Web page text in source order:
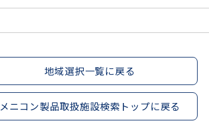
地域選択一覧に戻る
メニコン製品取扱施設検索トップに戻る